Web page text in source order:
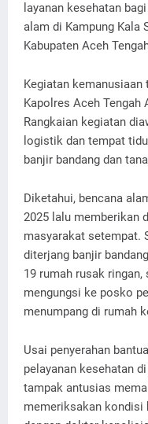
layanan kesehatan
alam di Kampung Kala
Kabupaten Aceh
Kegiatan
Kapolres Aceh Tengah
Rangkaian kegiatan
logistik dan tempat
banjir bandang dan
Diketahui, bencana
2025 lalu memberikan
masyarakat setempat.
diterjang banjir
19 rumah rusak
mengungsi ke posko
menumpang di rumah
Usai penyerahan
pelayanan kesehatan
tampak antusias
memeriksakan kondisi